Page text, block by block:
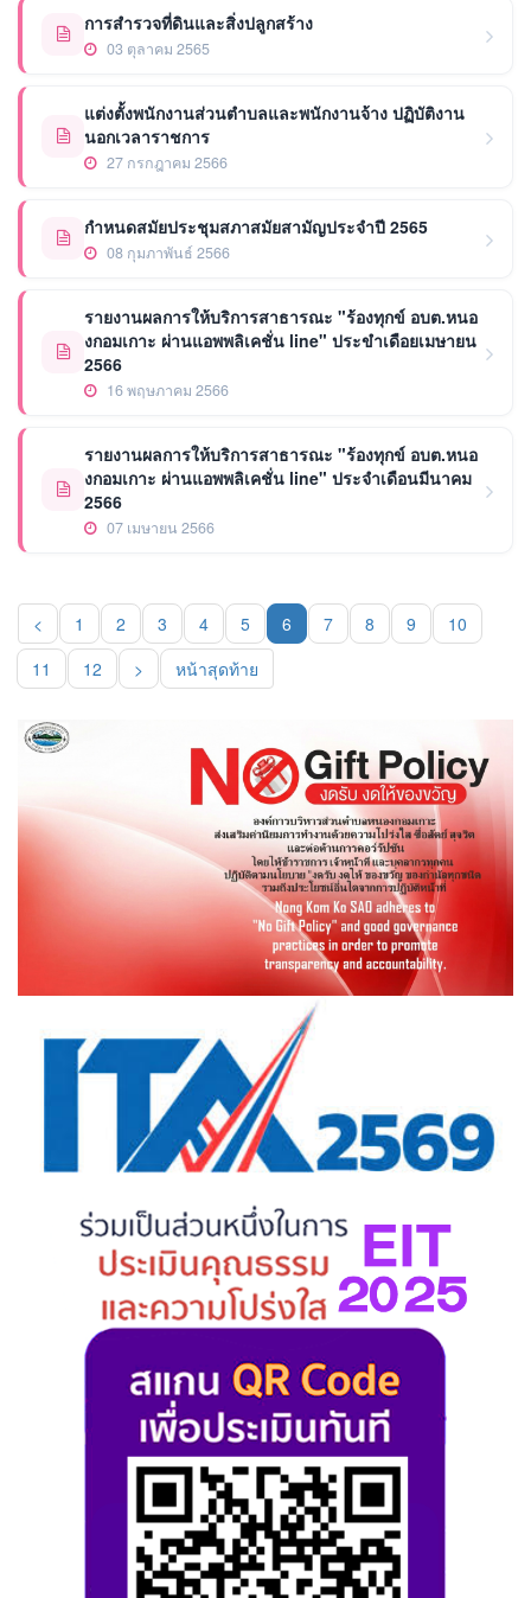
การสำรวจที่ดินและสิ่งปลูกสร้าง
03 ตุลาคม 2565
แต่งตั้งพนักงานส่วนตำบลและพนักงานจ้าง ปฏิบัติงาน
นอกเวลาราชการ
27 กรกฎาคม 2566
กำหนดสมัยประชุมสภาสมัยสามัญประจำปี 2565
08 กุมภาพันธ์ 2566
รายงานผลการให้บริการสาธารณะ "ร้องทุกข์ อบต.หนอ
งกอมเกาะ ผ่านแอพพลิเคชั่น line" ประขำเดือยเมษายน
2566
16 พฤษภาคม 2566
รายงานผลการให้บริการสาธารณะ "ร้องทุกข์ อบต.หนอ
งกอมเกาะ ผ่านแอพพลิเคชั่น line" ประจำเดือนมีนาคม
2566
07 เมษายน 2566
< 1 2 3 4 5 6 (current)
7 8 9
10
11
12 > หน้าสุดท้าย